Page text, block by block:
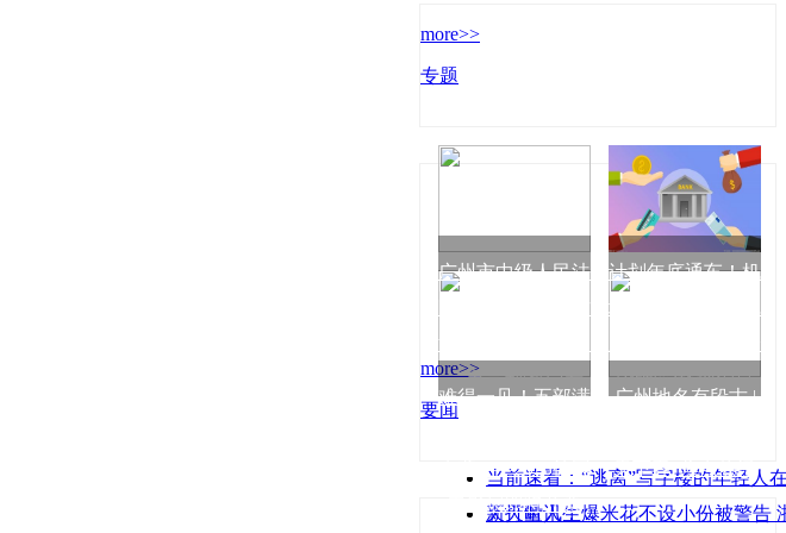
more>>
专题
广州市中级人民法
法危害公共安全案
一审宣判|热门看
计划年底通车！机
场二高南段工程完
段铺筑:环球消息
难得一见！五部满
来袭——2023德国
电影展即将开票
广州地名有段古 |
天下客_焦点热讯
more>>
要闻
当前速看：“逃离”写字楼的年轻人
新打量人生
天天时讯：爆米花不设小份被警告